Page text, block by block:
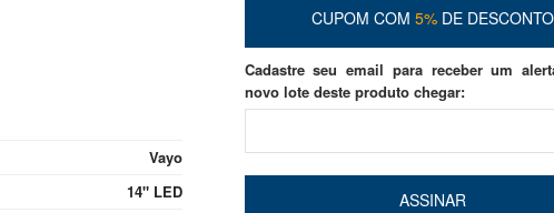
Vayo
14" LED
CUPOM COM 5%DE DESCONTO
Cadastre seu email para receber um
novo lote deste produto chegar:
ASSINAR